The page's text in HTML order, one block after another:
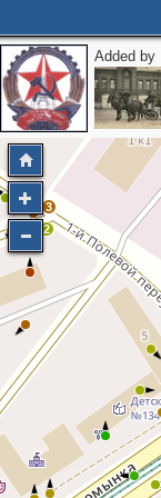
Added by
2
3